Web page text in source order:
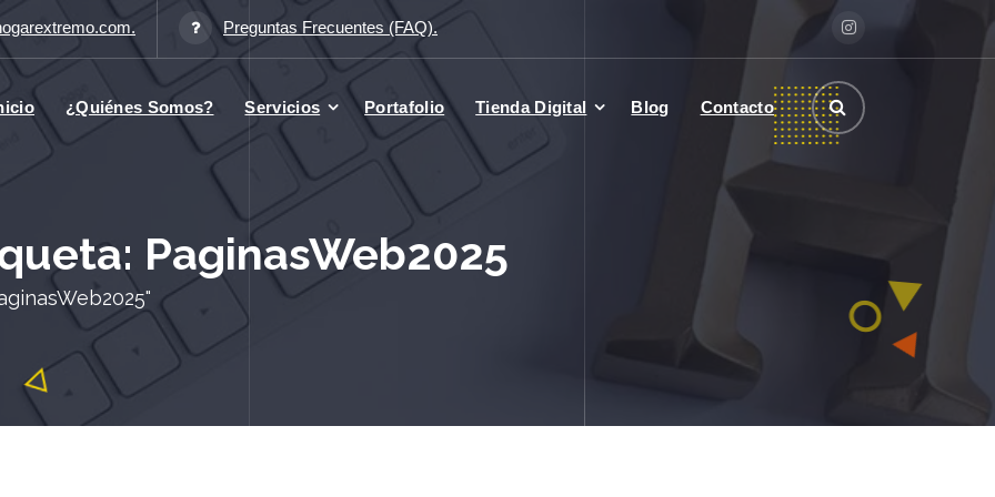
Preguntas Frecuentes (FAQ).
¿Quiénes Somos? Servicios Portafolio Tienda Digital Blog Contacto
PaginasWeb2025